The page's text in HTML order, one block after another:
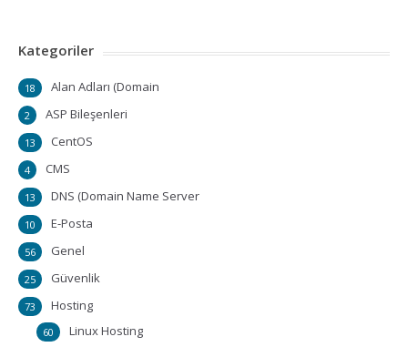
Kategoriler
Alan Adları (Domain
18
ASP Bileşenleri
2
CentOS
13
CMS
4
DNS (Domain Name Server
13
E-Posta
10
Genel
56
Güvenlik
25
Hosting
73
Linux Hosting
60